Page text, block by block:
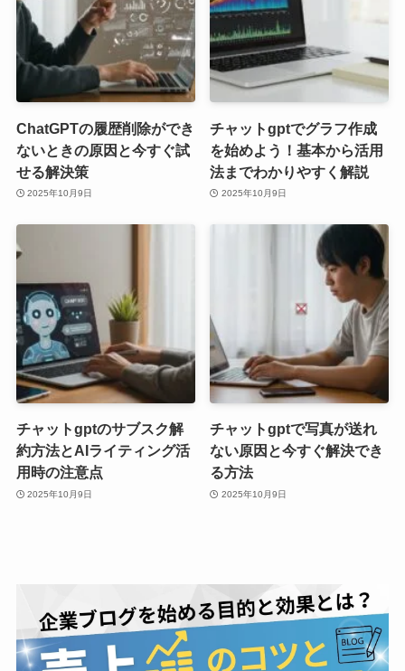
ChatGPTの履歴削除ができ
ないときの原因と今すぐ試
せる解決策
2025年10月9日
チャットgptでグラフ作成
を始めよう！基本から活用
法までわかりやすく解説
2025年10月9日
チャットgptのサブスク解
約方法とAIライティング活
用時の注意点
2025年10月9日
チャットgptで写真が送れ
ない原因と今すぐ解決でき
る方法
2025年10月9日